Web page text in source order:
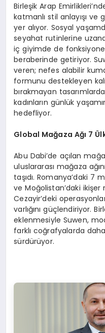
Birleşik Arap
katmanlı stil anlayışı
yer alıyor. Sosyal
seyahat rutinlerine
iç giyimde de
beraberinde getiriyor.
veren; nefes alabilir
formunu destekleyen
bırakmayan
kadınların günlük
hedefliyor.
Global Mağaza Ağı 7
Abu Dabi’de açılan
uluslararası mağaza
taşıdı. Romanya’daki 7
ve Moğolistan’daki
Cezayir’deki
varlığını güçlendiriyor.
eklenmesiyle Suwen,
farklı coğrafyalarda
sürdürüyor.